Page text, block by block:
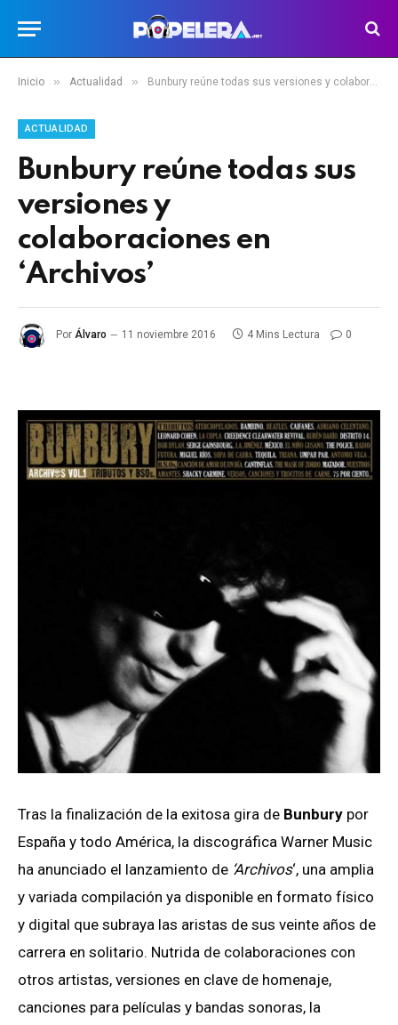
Inicio » Actualidad » Bunbury reúne todas sus versiones y colaboraciones en ‘Archivos’
ACTUALIDAD
Bunbury reúne todas sus
versiones y
colaboraciones en
‘Archivos’
Por Álvaro 11 noviembre 2016 4 Mins Lectura 0
Tras la finalización de la exitosa gira de Bunbury por
España y todo América, la discográfica Warner Music
ha anunciado el lanzamiento de ‘Archivos‘, una amplia
y variada compilación ya disponible en formato físico
y digital que subraya las aristas de sus veinte años de
carrera en solitario. Nutrida de colaboraciones con
otros artistas, versiones en clave de homenaje,
canciones para películas y bandas sonoras, la